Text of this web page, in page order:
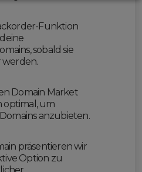
Funktion
sobald sie
Domain Market
optimal, um
anzubieten.
präsentieren wir
Option zu